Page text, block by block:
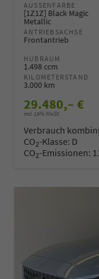
AUSSENFARBE
[1Z1Z] Black Magic
Metallic
ANTRIEBSACHSE
Frontantrieb
HUBRAUM
1.498 ccm
KILOMETERSTAND
3.000 km
29.480,– €
incl. 19% MwSt.
Verbrauch
CO2-Klasse: D
CO2-Emissionen: